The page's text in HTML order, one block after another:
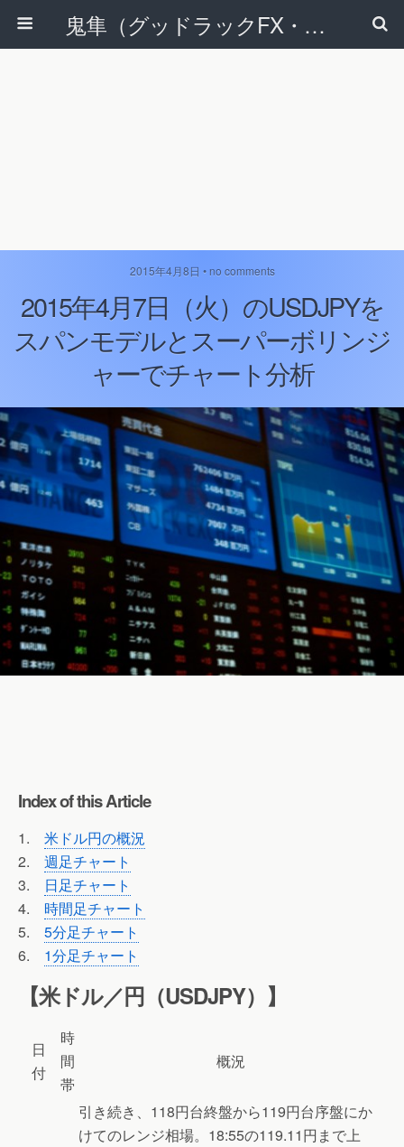
鬼隼（グッドラックFX・改）
2015年4月8日 • no comments
2015年4月7日（火）のUSDJPYを
スパンモデルとスーパーボリンジ
ャーでチャート分析
Index of this Article
1. 米ドル円の概況
2. 週足チャート
3. 日足チャート
4. 時間足チャート
5. 5分足チャート
6. 1分足チャート
【米ドル／円（USDJPY）】
日
付
時
間
帯
概況
引き続き、118円台終盤から119円台序盤にか
けてのレンジ相場。18:55の119.11円まで上